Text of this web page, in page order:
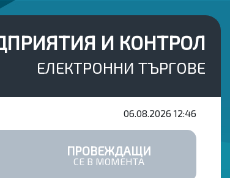
И КОНТРОЛ
ЕЛЕКТРОННИ ТЪРГОВЕ
06.08.2026 12:46
ПРОВЕЖДАЩИ
СЕ В МОМЕНТА